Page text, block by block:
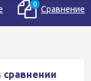
0 Сравнение
сравнении